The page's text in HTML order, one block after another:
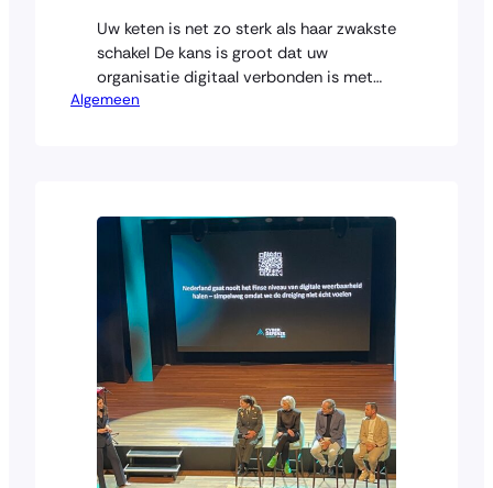
Uw keten is net zo sterk als haar zwakste
schakel De kans is groot dat uw
organisatie digitaal verbonden is met
één of meerdere essentiële of
goed voedingsmiddelen,
schoonmaakdiensten, transport of AI-
oplossingen. En u doet dat professioneel
en betrouwbaar. Maar…
Algemeen